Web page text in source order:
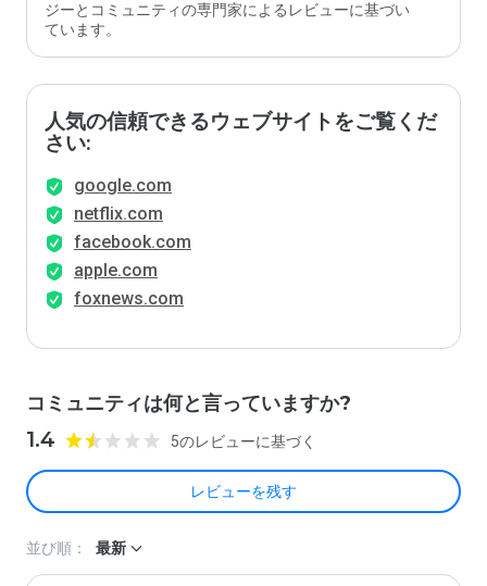
ジーとコミュニティの専門家によるレビューに基づい
ています。
人気の信頼できるウェブサイトをご覧くだ
さい:
google.com
netflix.com
facebook.com
apple.com
foxnews.com
コミュニティは何と言っていますか?
1.4 5のレビューに基づく
レビューを残す
並び順： 最新